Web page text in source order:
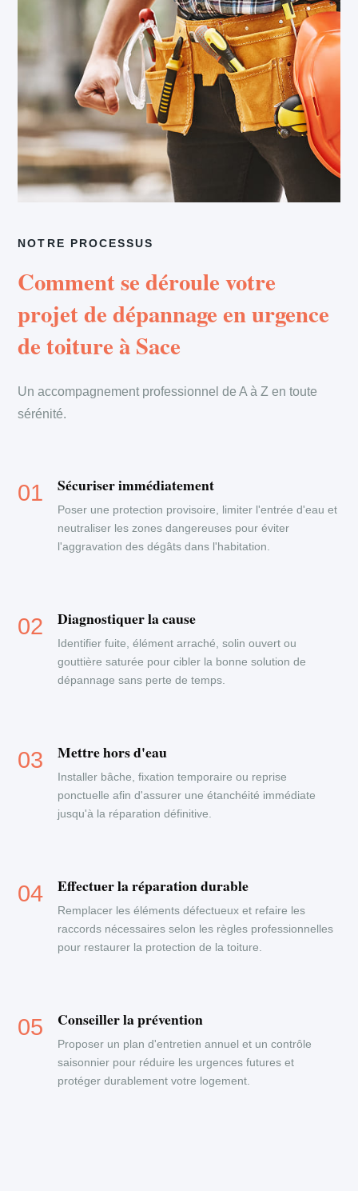
NOTRE PROCESSUS
Comment se déroule votre
projet de dépannage en urgence
de toiture à Sace
Un accompagnement professionnel de A à Z en toute
sérénité.
Sécuriser immédiatement
Poser une protection provisoire, limiter l'entrée d'eau et
neutraliser les zones dangereuses pour éviter
l'aggravation des dégâts dans l'habitation.
Diagnostiquer la cause
Identifier fuite, élément arraché, solin ouvert ou
gouttière saturée pour cibler la bonne solution de
dépannage sans perte de temps.
Mettre hors d'eau
Installer bâche, fixation temporaire ou reprise
ponctuelle afin d'assurer une étanchéité immédiate
jusqu'à la réparation définitive.
Effectuer la réparation durable
Remplacer les éléments défectueux et refaire les
raccords nécessaires selon les règles professionnelles
pour restaurer la protection de la toiture.
Conseiller la prévention
Proposer un plan d'entretien annuel et un contrôle
saisonnier pour réduire les urgences futures et
protéger durablement votre logement.